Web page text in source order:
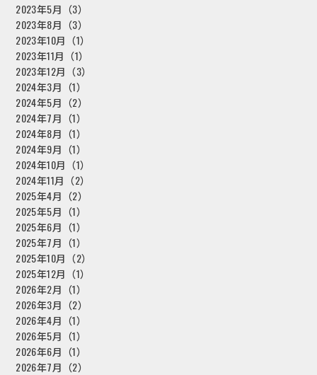
2023年5月（3）
2023年8月（3）
2023年10月（1）
2023年11月（1）
2023年12月（3）
2024年3月（1）
2024年5月（2）
2024年7月（1）
2024年8月（1）
2024年9月（1）
2024年10月（1）
2024年11月（2）
2025年4月（2）
2025年5月（1）
2025年6月（1）
2025年7月（1）
2025年10月（2）
2025年12月（1）
2026年2月（1）
2026年3月（2）
2026年4月（1）
2026年5月（1）
2026年6月（1）
2026年7月（2）